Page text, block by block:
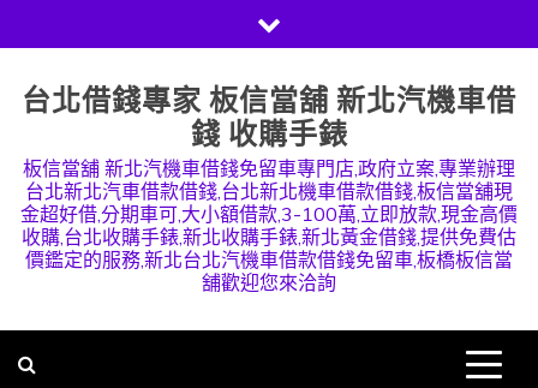
to
content
台北借錢專家 板信當舖 新北汽機車借
錢 收購手錶
板信當舖 新北汽機車借錢免留車專門店,政府立案,專業辦理
台北新北汽車借款借錢,台北新北機車借款借錢,板信當舖現
金超好借,分期車可,大小額借款,3-100萬,立即放款,現金高價
收購,台北收購手錶,新北收購手錶,新北黃金借錢,提供免費估
價鑑定的服務,新北台北汽機車借款借錢免留車,板橋板信當
舖歡迎您來洽詢